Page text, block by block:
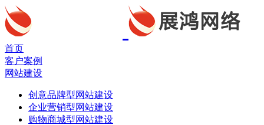
首页
客户案例
网站建设
创意品牌型网站建设
企业营销型网站建设
购物商城型网站建设